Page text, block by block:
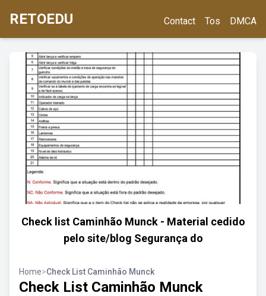
RETOEDU Contact Tos DMCA
Check list Caminhão Munck - Material cedido
pelo site/blog Segurança do
Home>Check List Caminhão Munck
Check List Caminhão Munck